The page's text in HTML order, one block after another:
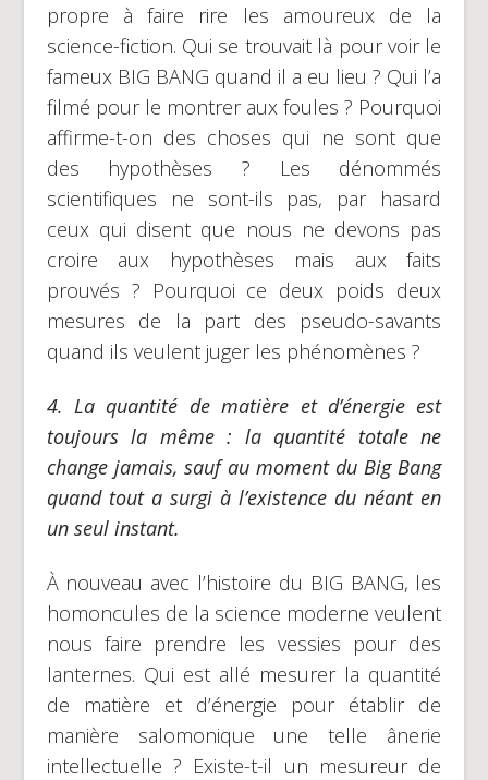
propre à faire rire les amoureux de la
science-fiction. Qui se trouvait là pour voir le
fameux BIG BANG quand il a eu lieu ? Qui l’a
filmé pour le montrer aux foules ? Pourquoi
affirme-t-on des choses qui ne sont que
des hypothèses ? Les dénommés
scientifiques ne sont-ils pas, par hasard
ceux qui disent que nous ne devons pas
croire aux hypothèses mais aux faits
prouvés ? Pourquoi ce deux poids deux
mesures de la part des pseudo-savants
quand ils veulent juger les phénomènes ?
4. La quantité de matière et d’énergie est
toujours la même : la quantité totale ne
change jamais, sauf au moment du Big Bang
quand tout a surgi à l’existence du néant en
un seul instant.
À nouveau avec l’histoire du BIG BANG, les
homoncules de la science moderne veulent
nous faire prendre les vessies pour des
lanternes. Qui est allé mesurer la quantité
de matière et d’énergie pour établir de
manière salomonique une telle ânerie
intellectuelle ? Existe-t-il un mesureur de